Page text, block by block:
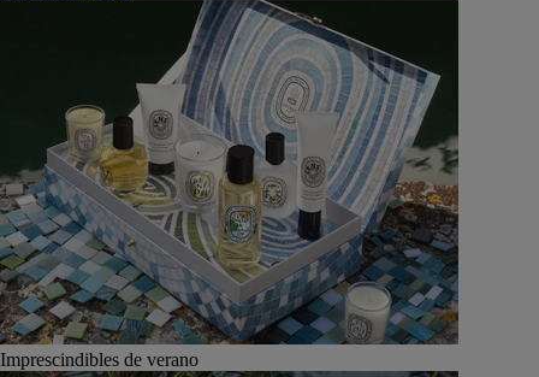
Imprescindibles de verano